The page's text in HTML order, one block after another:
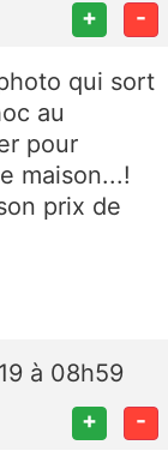
+ -
qui sort
au
pour
maison...!
prix de
à 08h59
+ -